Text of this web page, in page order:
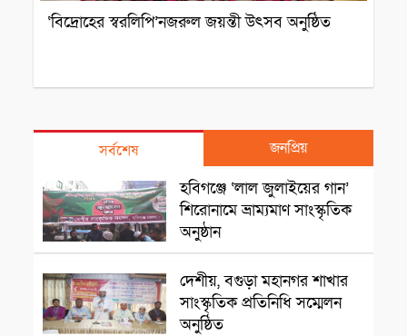
‘বিদ্রোহের স্বরলিপি’নজরুল জয়ন্তী উৎসব অনুষ্ঠিত
সর্বশেষ জনপ্রিয়
হবিগঞ্জে ‘লাল জুলাইয়ের গান’
শিরোনামে ভ্রাম্যমাণ সাংস্কৃতিক
অনুষ্ঠান
দেশীয়, বগুড়া মহানগর শাখার
সাংস্কৃতিক প্রতিনিধি সম্মেলন
অনুষ্ঠিত